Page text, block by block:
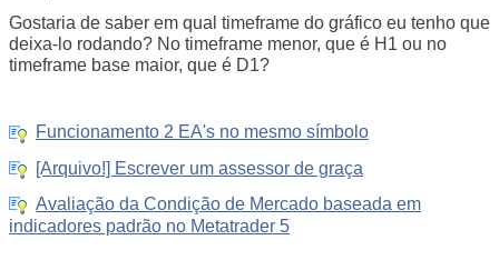
Gostaria de saber em qual timeframe do gráfico eu tenho que
deixa-lo rodando? No timeframe menor, que é H1 ou no
timeframe base maior, que é D1?
Funcionamento 2 EA's no mesmo símbolo
[Arquivo!] Escrever um assessor de graça
Avaliação da Condição de Mercado baseada em
indicadores padrão no Metatrader 5